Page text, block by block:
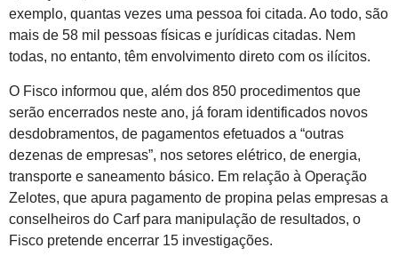
exemplo, quantas vezes uma pessoa foi citada. Ao todo, são
mais de 58 mil pessoas físicas e jurídicas citadas. Nem
todas, no entanto, têm envolvimento direto com os ilícitos.
O Fisco informou que, além dos 850 procedimentos que
serão encerrados neste ano, já foram identificados novos
desdobramentos, de pagamentos efetuados a “outras
dezenas de empresas”, nos setores elétrico, de energia,
transporte e saneamento básico. Em relação à Operação
Zelotes, que apura pagamento de propina pelas empresas a
conselheiros do Carf para manipulação de resultados, o
Fisco pretende encerrar 15 investigações.